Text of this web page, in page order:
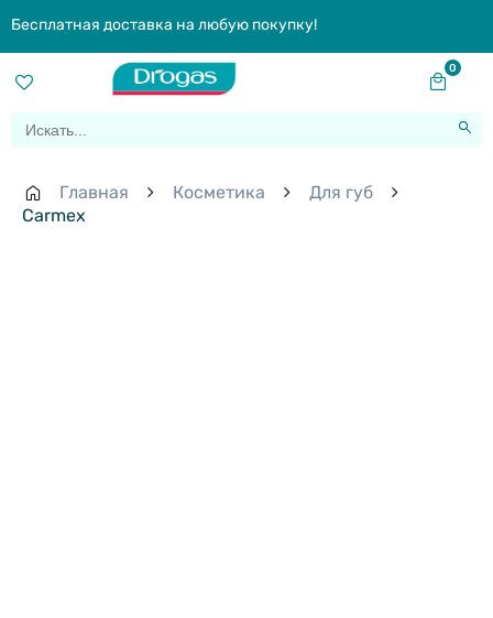
Бесплатная доставка на любую покупку!
0
Главная Косметика
Для губ
Carmex